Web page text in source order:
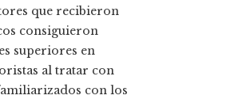
que recibieron
consiguieron
superiores en
al tratar con
con los